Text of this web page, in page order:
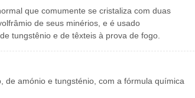
que comumente se cristaliza com duas
de seus minérios, e é usado
tungstênio e de têxteis à prova de fogo.
de amónio e tungsténio, com a fórmula química